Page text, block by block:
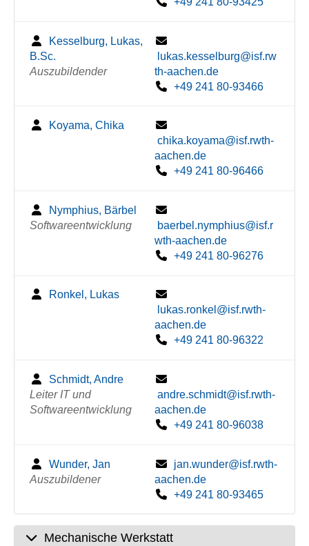
Kesselburg, Lukas,
B.Sc.
Auszubildender
lukas.kesselburg@isf.rw
th-aachen.de
+49 241 80-93466
Koyama, Chika
chika.koyama@isf.rwth-
aachen.de
+49 241 80-96466
Nymphius, Bärbel
Softwareentwicklung
baerbel.nymphius@isf.r
wth-aachen.de
+49 241 80-96276
Ronkel, Lukas
lukas.ronkel@isf.rwth-
aachen.de
+49 241 80-96322
Schmidt, Andre
Leiter IT und
Softwareentwicklung
andre.schmidt@isf.rwth-
aachen.de
+49 241 80-96038
Wunder, Jan
Auszubildener
jan.wunder@isf.rwth-
aachen.de
+49 241 80-93465
Mechanische Werkstatt